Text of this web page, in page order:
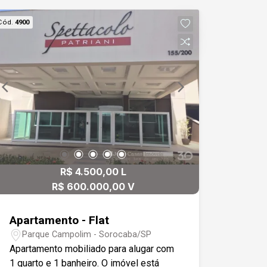
pronto para morar.
4900
R$ 4.500,00 L
R$ 600.000,00 V
Apartamento - Flat
Parque Campolim - Sorocaba/SP
Apartamento mobiliado para alugar com
1 quarto e 1 banheiro. O imóvel está